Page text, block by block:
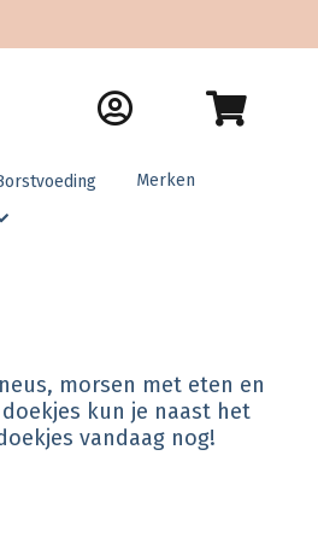
Merken
morsen met eten en
kun je naast het
vandaag nog!